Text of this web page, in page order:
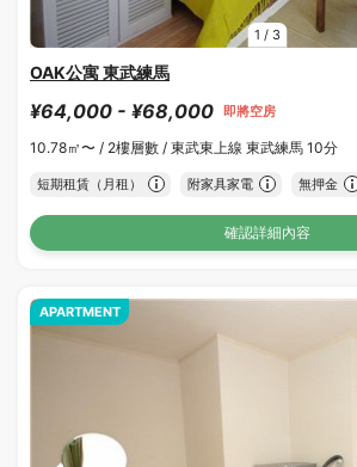
1 / 3
OAK公寓 東武練馬
¥64,000 - ¥68,000 即將空房
10.78㎡〜 / 2樓層數 / 東武東上線 東武練馬 10分
短期租賃（月租） 附家具家電 無押金
確認詳細內容
APARTMENT